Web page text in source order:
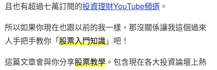
且也有超過七萬訂閱的投資理財YouTube頻道 。
所以如果你現在也跟以前的我一樣，那沒關係讓我這個過來
人手把手教你「股票入門知識」吧！
這篇文章會與你分享股票教學 。包含現在各大投資論壇上熱